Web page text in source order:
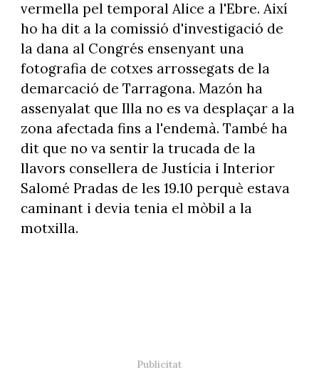
vermella pel temporal Alice a l'Ebre. Així
ho ha dit a la comissió d'investigació de
la dana al Congrés ensenyant una
fotografia de cotxes arrossegats de la
demarcació de Tarragona. Mazón ha
assenyalat que Illa no es va desplaçar a la
zona afectada fins a l'endemà. També ha
dit que no va sentir la trucada de la
llavors consellera de Justícia i Interior
Salomé Pradas de les 19.10 perquè estava
caminant i devia tenia el mòbil a la
motxilla.